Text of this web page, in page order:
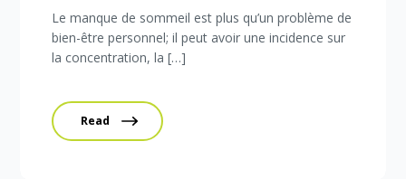
Le manque de sommeil est plus qu’un problème de
bien-être personnel; il peut avoir une incidence sur
la concentration, la […]
Read